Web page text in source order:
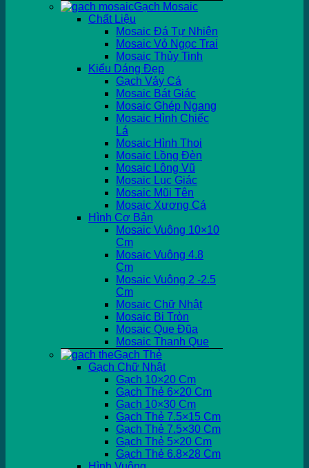
Gạch Mosaic
Chất Liệu
Mosaic Đá Tự Nhiên
Mosaic Vỏ Ngọc Trai
Mosaic Thủy Tinh
Kiểu Dáng Đẹp
Gạch Vảy Cá
Mosaic Bát Giác
Mosaic Ghép Ngang
Mosaic Hình Chiếc
Lá
Mosaic Hình Thoi
Mosaic Lồng Đèn
Mosaic Lông Vũ
Mosaic Lục Giác
Mosaic Mũi Tên
Mosaic Xương Cá
Hình Cơ Bản
Mosaic Vuông 10×10
Cm
Mosaic Vuông 4.8
Cm
Mosaic Vuông 2 -2.5
Cm
Mosaic Chữ Nhật
Mosaic Bi Tròn
Mosaic Que Đũa
Mosaic Thanh Que
Gạch Thẻ
Gạch Chữ Nhật
Gạch 10×20 Cm
Gạch Thẻ 6×20 Cm
Gạch 10×30 Cm
Gạch Thẻ 7.5×15 Cm
Gạch Thẻ 7.5×30 Cm
Gạch Thẻ 5×20 Cm
Gạch Thẻ 6.8×28 Cm